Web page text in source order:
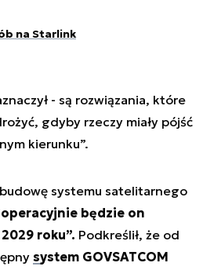
na Starlink
- są rozwiązania, które
gdyby rzeczy miały pójść
kierunku”.
systemu satelitarnego
będzie on
roku”. Podkreślił, że od
system GOVSATCOM